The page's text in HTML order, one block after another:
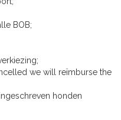
BOB;
we will reïmburse the
honden